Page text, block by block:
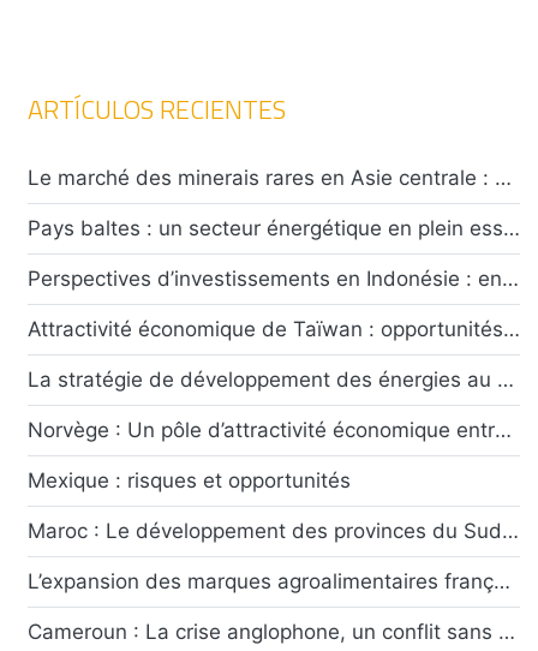
ARTÍCULOS RECIENTES
Le marché des minerais rares en Asie centrale : opportunités et défis pour les investisseurs
Pays baltes : un secteur énergétique en plein essor confronté à un climat de tensions caractérisées
Perspectives d’investissements en Indonésie : entre attractivité économique et défis sécuritaires
Attractivité économique de Taïwan : opportunités et risques ?
La stratégie de développement des énergies au Chili : risques et opportunités
Norvège : Un pôle d’attractivité économique entre rente pétrolière et transition écologique
Mexique : risques et opportunités
Maroc : Le développement des provinces du Sud symbole du dynamisme économique marocain
L’expansion des marques agroalimentaires françaises dans les pays émergents : Opportunités et défis
Cameroun : La crise anglophone, un conflit sans fin ?